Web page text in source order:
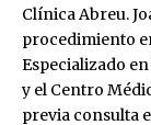
Clínica Abreu.
procedimiento
Especializado
y el Centro
previa consulta